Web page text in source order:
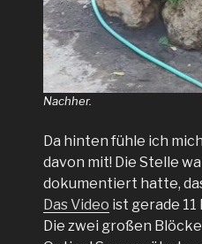
Nachher.
Da hinten fühle ich
davon mit! Die Stelle
dokumentiert hatte,
Das Video ist gerade
Die zwei großen